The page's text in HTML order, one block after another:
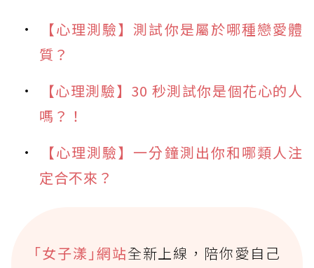
【心理測驗】測試你是屬於哪種戀愛體
質？
【心理測驗】30 秒測試你是個花心的人
嗎？！
【心理測驗】一分鐘測出你和哪類人注
定合不來？
｢女子漾｣網站全新上線，陪你愛自己